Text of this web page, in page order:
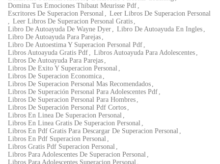
Domina Tus Emociones Thibaut Meurisse Pdf ,
Escritores De Superacion Personal , Leer Libros De Superacion Personal
, Leer Libros De Superacion Personal Gratis ,
Libro De Autoayuda De Wayne Dyer , Libro De Autoayuda En Ingles ,
Libro De Autoayuda Para Parejas ,
Libro De Autoestima Y Superacion Personal Pdf ,
Libros Autoayuda Gratis Pdf , Libros Autoayuda Para Adolescentes ,
Libros De Autoayuda Para Parejas ,
Libros De Exito Y Superacion Personal ,
Libros De Superacion Economica ,
Libros De Superacion Personal Mas Recomendados ,
Libros De Superación Personal Para Adolescentes Pdf ,
Libros De Superacion Personal Para Hombres ,
Libros De Superación Personal Pdf Cortos ,
Libros En Linea De Superacion Personal ,
Libros En Linea Gratis De Superacion Personal ,
Libros En Pdf Gratis Para Descargar De Superacion Personal ,
Libros En Pdf Superacion Personal ,
Libros Gratis Pdf Superacion Personal ,
Libros Para Adolescentes De Superacion Personal ,
Libros Para Adolescentes Superacion Personal ,